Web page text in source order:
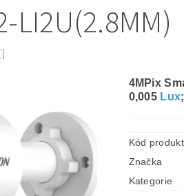
LI2U(2.8MM)
4MPix
0,005 Lux
Kód
Značka
Kategorie